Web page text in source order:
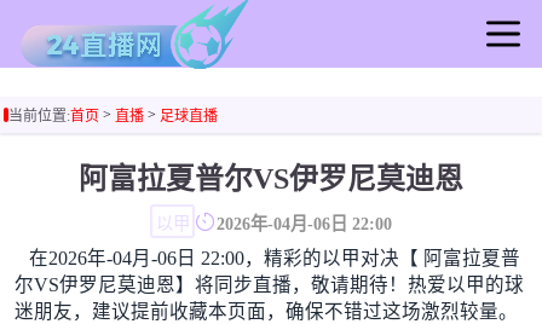
足球直播
篮球直播
足球录像
足球集锦
篮球集锦
当前位置:首页> 直播> 足球直播
阿富拉夏普尔VS伊罗尼莫迪恩
以甲 2026年-04月-06日 22:00
在2026年-04月-06日 22:00，精彩的以甲对决【 阿富拉夏普
尔VS伊罗尼莫迪恩】将同步直播，敬请期待！热爱以甲的球
迷朋友，建议提前收藏本页面，确保不错过这场激烈较量。